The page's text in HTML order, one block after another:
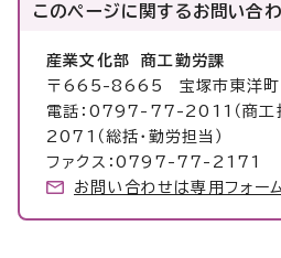
このページに関するお問い合
産業文化部 商工勤労課
〒665-8665 宝塚市東洋町
電話：0797-77-2011（商
2071（総括・勤労担当）
ファクス：0797-77-2171
お問い合わせは専用フォー